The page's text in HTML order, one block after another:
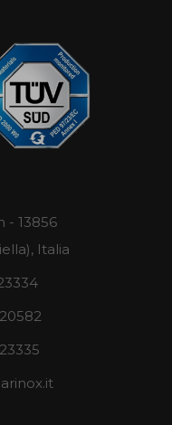
- 13856
Italia